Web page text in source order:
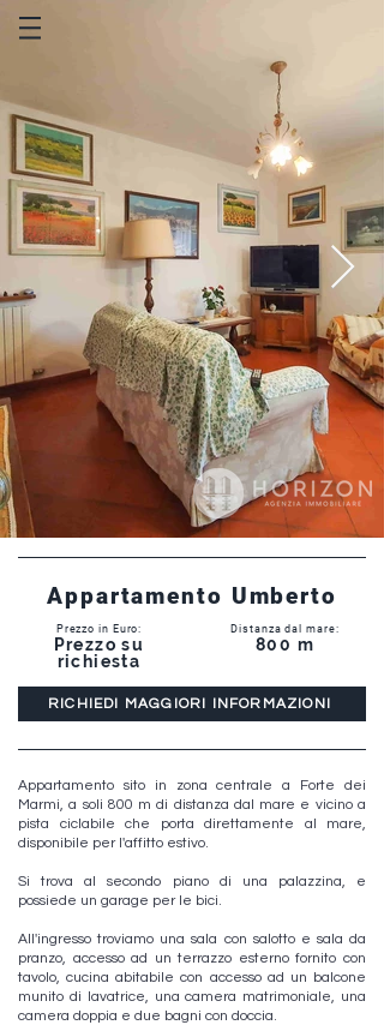
Appartamento Umberto
Prezzo in Euro:
Prezzo su
richiesta
Distanza dal mare:
800 m
RICHIEDI MAGGIORI INFORMAZIONI
Appartamento sito in zona centrale a Forte dei
Marmi, a soli 800 m di distanza dal mare e vicino a
pista ciclabile che porta direttamente al mare,
disponibile per l'affitto estivo.
Si trova al secondo piano di una palazzina, e
possiede un garage per le bici.
All'ingresso troviamo una sala con salotto e sala da
pranzo, accesso ad un terrazzo esterno fornito con
tavolo, cucina abitabile con accesso ad un balcone
munito di lavatrice, una camera matrimoniale, una
camera doppia e due bagni con doccia.